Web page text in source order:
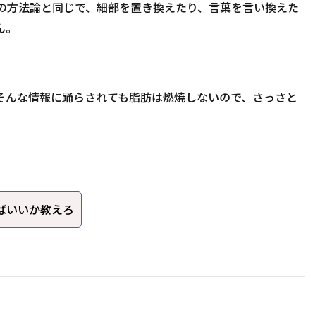
法論と同じで、細部を置き換えたり、言葉を言い換えた
な情報に踊らされても脂肪は燃焼しないので、さっさと
いいか教えろ